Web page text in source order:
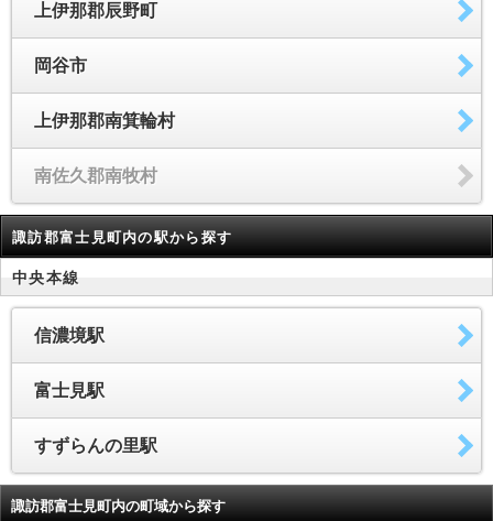
上伊那郡辰野町
岡谷市
上伊那郡南箕輪村
南佐久郡南牧村
諏訪郡富士見町内の駅から探す
中央本線
信濃境駅
富士見駅
すずらんの里駅
諏訪郡富士見町内の町域から探す